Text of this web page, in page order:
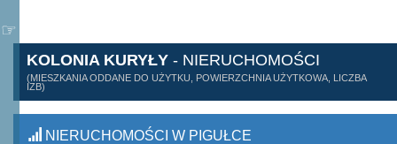
KOLONIA KURYŁY - NIERUCHOMOŚCI
(MIESZKANIA ODDANE DO UŻYTKU, POWIERZCHNIA UŻYTKOWA, LICZBA
IZB)
NIERUCHOMOŚCI W PIGUŁCE